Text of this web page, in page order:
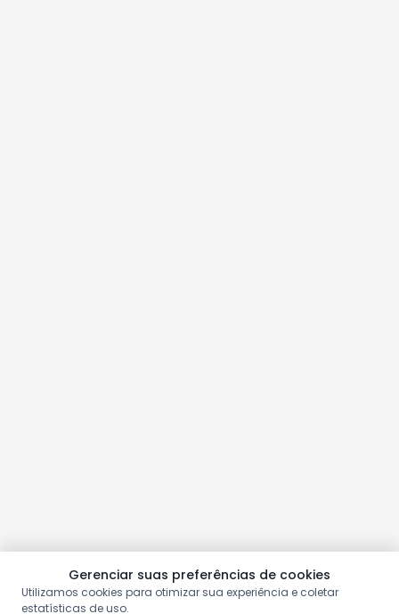
Gerenciar suas preferências de cookies
Utilizamos cookies para otimizar sua experiência e coletar
estatísticas de uso.